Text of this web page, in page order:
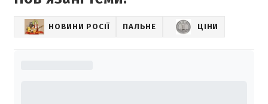
НОВИНИ РОСІЇ ПАЛЬНЕ ЦІНИ